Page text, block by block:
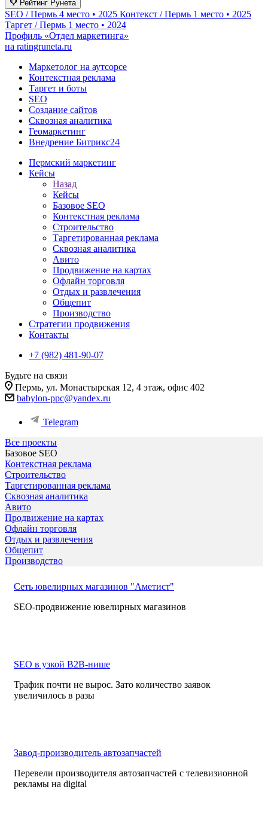
Рейтинг Рунета
SEO / Пермь 4 место • 2025 Контекст / Пермь 1 место • 2025
Таргет / Пермь 1 место • 2024
Профиль «Отдел маркетинга»
на ratingruneta.ru
Маркетолог на аутсорсе
Контекстная реклама
Таргет и боты
SEO
Создание сайтов
Сквозная аналитика
Геомаркетинг
Внедрение Битрикс24
Пермский маркетинг
Кейсы
Назад
Кейсы
Базовое SEO
Контекстная реклама
Строительство
Таргетированная реклама
Сквозная аналитика
Авито
Продвижение на картах
Офлайн торговля
Отдых и развлечения
Общепит
Производство
Стратегии продвижения
Контакты
+7 (982) 481-90-07
Будьте на связи
Пермь, ул. Монастырская 12, 4 этаж, офис 402
babylon-ppc@yandex.ru
Telegram
Все проекты
Базовое SEO
Контекстная реклама
Строительство
Таргетированная реклама
Сквозная аналитика
Авито
Продвижение на картах
Офлайн торговля
Отдых и развлечения
Общепит
Производство
Сеть ювелирных магазинов "Аметист"
SEO-продвижение ювелирных магазинов
SEO в узкой B2B-нише
Трафик почти не вырос. Зато количество заявок
увеличилось в разы
Завод-производитель автозапчастей
Перевели производителя автозапчастей с телевизионной
рекламы на digital